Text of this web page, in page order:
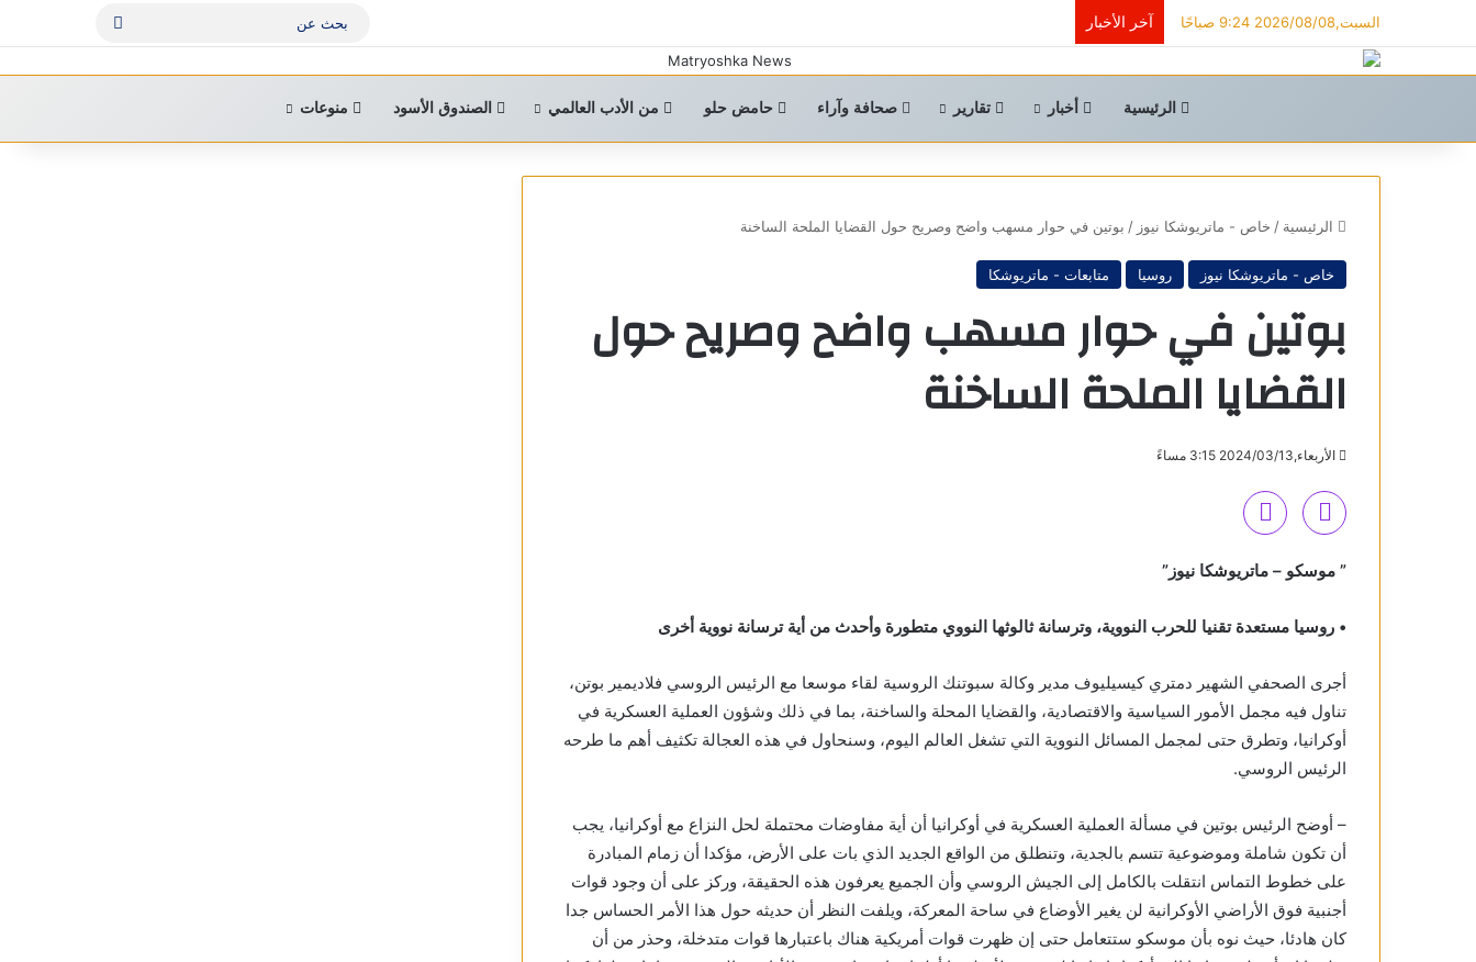
السبت,2026/08/08 9:24 صباحًا آخر الأخبار
الرئيسية أخبار تقارير صحافة وآراء حامض حلو من الأدب العالمي الصندوق الأسود منوعات
الرئيسية / خاص - ماتريوشكا نيوز / بوتين في حوار مسهب واضح وصريح حول القضايا الملحة الساخنة
خاص - ماتريوشكا نيوز روسيا متابعات - ماتريوشكا
بوتين في حوار مسهب واضح وصريح حول
القضايا الملحة الساخنة
الأربعاء,2024/03/13 3:15 مساءً
” موسكو – ماتريوشكا نيوز”
• روسيا مستعدة تقنيا للحرب النووية، وترسانة ثالوثها النووي متطورة وأحدث من أية ترسانة نووية أخرى
أجرى الصحفي الشهير دمتري كيسيليوف مدير وكالة سبوتنك الروسية لقاء موسعا مع الرئيس الروسي فلاديمير بوتن،
تناول فيه مجمل الأمور السياسية والاقتصادية، والقضايا المحلة والساخنة، بما في ذلك وشؤون العملية العسكرية في
أوكرانيا، وتطرق حتى لمجمل المسائل النووية التي تشغل العالم اليوم، وسنحاول في هذه العجالة تكثيف أهم ما طرحه
الرئيس الروسي.
– أوضح الرئيس بوتين في مسألة العملية العسكرية في أوكرانيا أن أية مفاوضات محتملة لحل النزاع مع أوكرانيا، يجب
أن تكون شاملة وموضوعية تتسم بالجدية، وتنطلق من الواقع الجديد الذي بات على الأرض، مؤكدا أن زمام المبادرة
على خطوط التماس انتقلت بالكامل إلى الجيش الروسي وأن الجميع يعرفون هذه الحقيقة، وركز على أن وجود قوات
أجنبية فوق الأراضي الأوكرانية لن يغير الأوضاع في ساحة المعركة، ويلفت النظر أن حديثه حول هذا الأمر الحساس جدا
كان هادئا، حيث نوه بأن موسكو ستتعامل حتى إن ظهرت قوات أمريكية هناك باعتبارها قوات متدخلة، وحذر من أن